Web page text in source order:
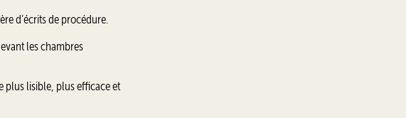
d’écrits de procédure.
les chambres
plus lisible, plus efficace et